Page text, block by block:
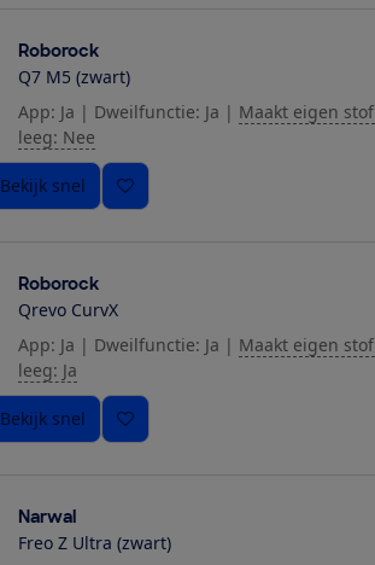
Roborock
Q7 M5 (zwart)
App: Ja | Dweilfunctie: Ja | Maakt eigen
leeg: Nee
Bekijk snel
Roborock
Qrevo CurvX
App: Ja | Dweilfunctie: Ja | Maakt eigen
leeg: Ja
Bekijk snel
Narwal
Freo Z Ultra (zwart)